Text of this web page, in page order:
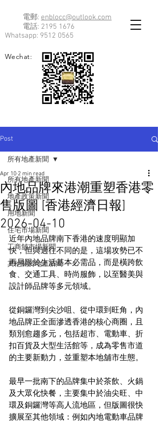
電郵: enblocc@outlook.com
電話: 2195 1676
Whatsapp: 9512 0565
Wechat:
Post
所有地產新聞
地產政策新聞
用地新聞
住宅市場新聞
工商舖市場新聞
其他關於地產新聞
所有地產新聞
內地品牌來港潮重塑香港零
售版圖 [香港經濟日報]
2026-04-10
Apr 10 2 min read
近年內地品牌南下香港的速度明顯加
快，但與過往不同的是，這場攻勢已不
再局限於生活基本必需品，而是橫跨飲
食、交通工具、時尚服飾，以至醫美與
設計師品牌等多元領域。
從銅鑼灣到尖沙咀、從中環到旺角，內
地品牌正全面滲透香港的核心商圈，且
類別愈趨多元，包括超市、電動車、折
扣百貨及大型生活館等，成為零售市道
的主要新動力，並重塑本地舖市生態。
最早一批南下的品牌集中於茶飲、火鍋
及大眾化快餐，主要集中於油尖旺、中
環及銅鑼灣等高人流地區，但版圖很快
擴展至其他領域：例如內地電動車品牌